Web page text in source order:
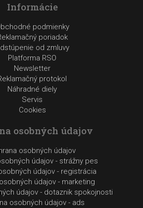
Informácie
podmienky
poriadok
od zmluvy
Platforma RSO
Newsletter
protokol
Náhradné diely
Servis
Cookies
osobných údajov
osobných údajov
údajov - strážny pes
údajov - registrácia
údajov - marketing
údajov - dotaznik spokojnosti
osobných údajov - ads